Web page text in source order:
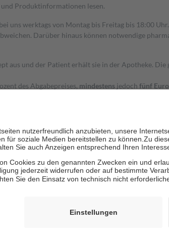
Produktinformationen lesen.
uns werktags von Montag bis Freitag bis 18:00
Darüber hinaus können notwendige
aus und der Patient erhält sie in der Apotheke.
des Abgabepreises, mindestens jedoch fünf Euro
stärken und die besondere Stellung der Familie zu
Ausnahme der Fahrkosten
getragen werden
4419944605341